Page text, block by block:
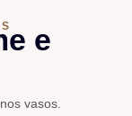
e
vasos.